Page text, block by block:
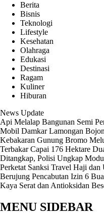
Berita
Bisnis
Teknologi
Lifestyle
Kesehatan
Olahraga
Edukasi
Destinasi
Ragam
Kuliner
Hiburan
News Update
Api Melalap Bangunan Semi
Mobil Damkar Lamongan
Kebakaran Gunung Bromo
Terbakar Capai 176 Hektare
Ditangkap, Polisi Ungkap
Perketat Sanksi Travel Haji dan
Berujung Pencabutan Izin 6
Kaya Serat dan Antioksidan
MENU SIDEBAR